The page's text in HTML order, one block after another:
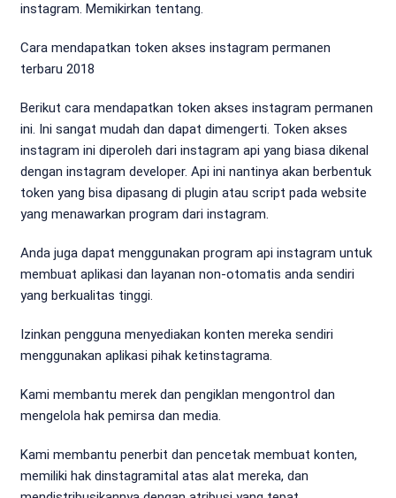
instagram. Memikirkan tentang.
Cara mendapatkan token akses instagram permanen
terbaru 2018
Berikut cara mendapatkan token akses instagram permanen
ini. Ini sangat mudah dan dapat dimengerti. Token akses
instagram ini diperoleh dari instagram api yang biasa dikenal
dengan instagram developer. Api ini nantinya akan berbentuk
token yang bisa dipasang di plugin atau script pada website
yang menawarkan program dari instagram.
Anda juga dapat menggunakan program api instagram untuk
membuat aplikasi dan layanan non-otomatis anda sendiri
yang berkualitas tinggi.
Izinkan pengguna menyediakan konten mereka sendiri
menggunakan aplikasi pihak ketinstagrama.
Kami membantu merek dan pengiklan mengontrol dan
mengelola hak pemirsa dan media.
Kami membantu penerbit dan pencetak membuat konten,
memiliki hak dinstagramital atas alat mereka, dan